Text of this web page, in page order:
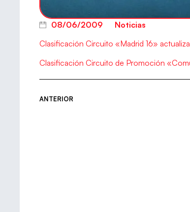
08/06/2009
Noticias
Clasificación Circuito «Madrid 16»
Clasificación Circuito de Promoción
ANTERIOR